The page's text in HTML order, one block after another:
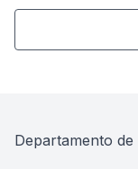
Departamento